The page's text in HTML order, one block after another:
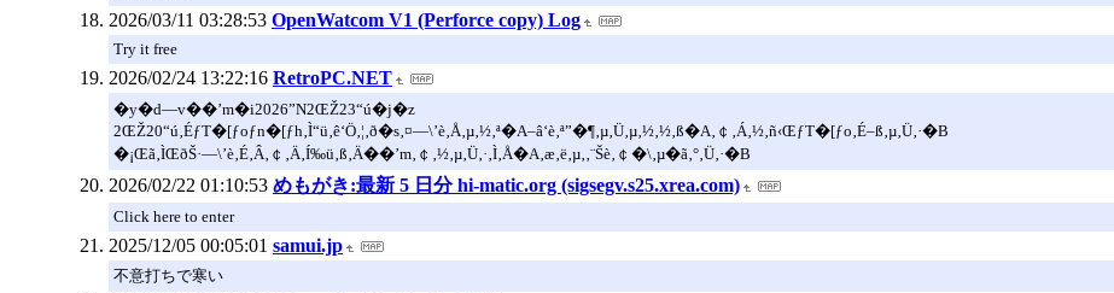
2026/03/11 03:28:53 OpenWatcom V1 (Perforce copy) Log
Try it free
2026/02/24 13:22:16 RetroPC.NET
�y�d—v��’m�i2026”N2ŒŽ23“ú�j�z
2ŒŽ20“ú‚ÉƒT�[ƒoƒn�[ƒh‚Ì“ü‚ê‘Ö‚¦‚ð�s‚¤—\’è‚Å‚µ‚½‚ª�A–â‘è‚ª”­�¶‚µ‚Ü‚µ‚½‚½‚ß�A‚￠‚Á‚½‚ñ‹ŒƒT�[ƒo‚É–ß‚µ‚Ü‚·�B
�¡Œã‚ÌŒðŠ·—\’è‚É‚Â‚￠‚Ä‚Í‰ü‚ß‚Ä��’m‚￠‚½‚µ‚Ü‚·‚Ì‚Å�A‚æ‚ë‚µ‚­‚¨Šè‚￠�\‚µ�ã‚°‚Ü‚·�B
2026/02/22 01:10:53 めもがき:最新 5 日分 hi-matic.org (sigsegv.s25.xrea.com)
Click here to enter
2025/12/05 00:05:01 samui.jp
不意打ちで寒い